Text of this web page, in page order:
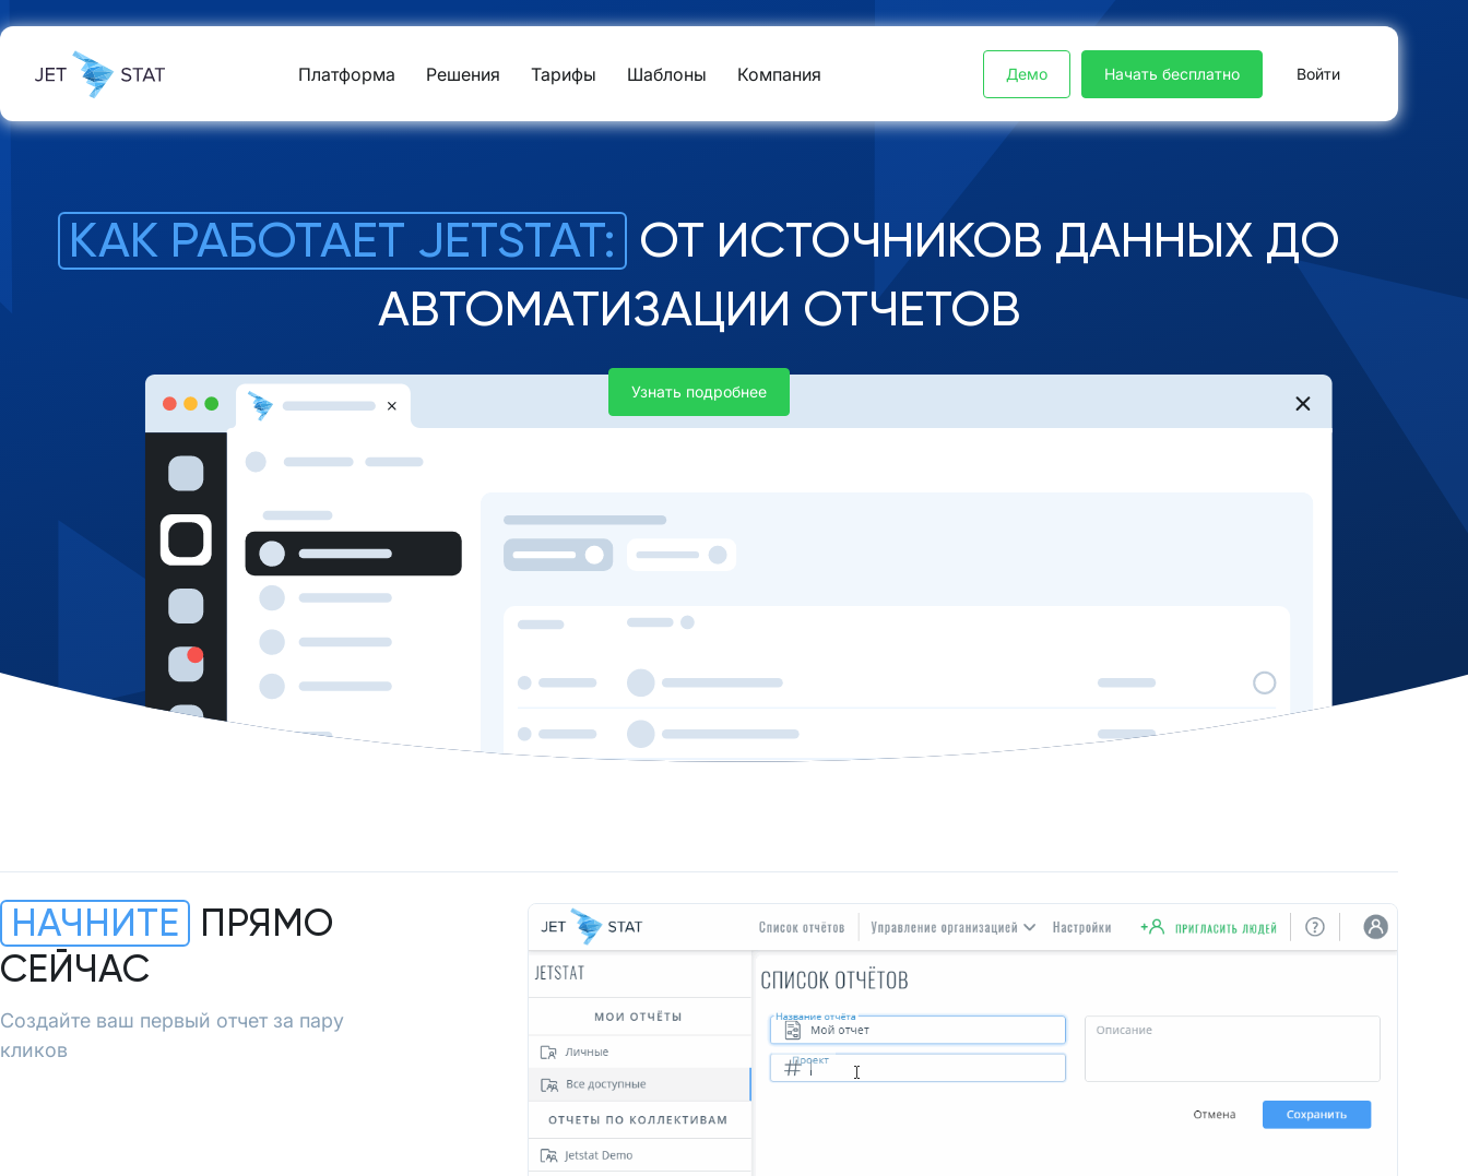
Платформа Решения Тарифы Шаблоны Компания Демо Начать бесплатно Войти
КАК РАБОТАЕТ JETSTAT: ОТ ИСТОЧНИКОВ ДАННЫХ ДО
АВТОМАТИЗАЦИИ ОТЧЕТОВ
Узнать подробнее
НАЧНИТЕ
ПРЯМО
СЕЙЧАС
Создайте ваш первый отчет за пару
кликов